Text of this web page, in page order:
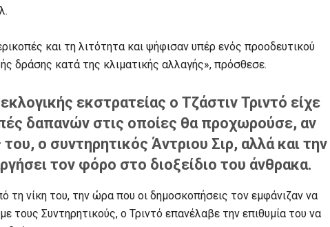
και τη λιτότητα και ψήφισαν υπέρ ενός προοδευτικού
δράσης κατά της κλιματικής αλλαγής», πρόσθεσε.
εκστρατείας ο Τζάστιν Τριντό είχε
δαπανών στις οποίες θα προχωρούσε, αν
ο συντηρητικός Άντριου Σιρ, αλλά και την
τον φόρο στο διοξείδιο του άνθρακα.
νίκη του, την ώρα που οι δημοσκοπήσεις τον εμφάνιζαν να
τους Συντηρητικούς, ο Τριντό επανέλαβε την επιθυμία του να